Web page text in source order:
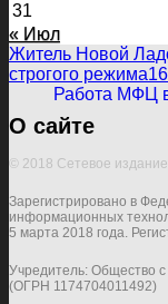
31
« Июл
Житель Новой
строгого режима
Работа МФЦ
О сайте
© 2018 Сетевое
Зарегистрировано в
информационных
5 марта 2018 года.
Учредитель: Общество
(ОГРН 1174704011492)